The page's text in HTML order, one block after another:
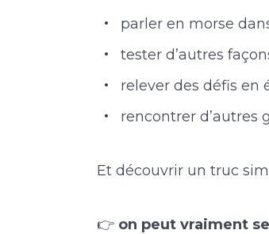
parler en morse
tester d’autres
relever des défis en
rencontrer d’autres
Et découvrir un truc
👉 on peut vraiment